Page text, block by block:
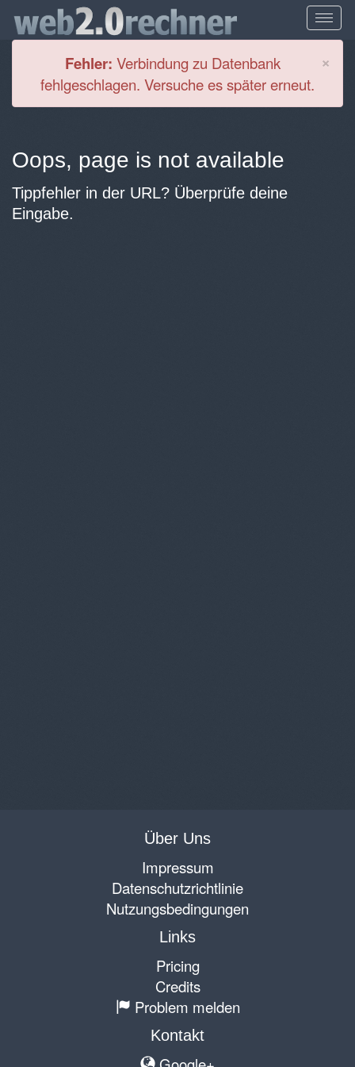
×
Fehler: Verbindung zu Datenbank
fehlgeschlagen. Versuche es später erneut.
Oops, page is not available
Tippfehler in der URL? Überprüfe deine
Eingabe.
Über Uns
Impressum
Datenschutzrichtlinie
Nutzungsbedingungen
Links
Pricing
Credits
Problem melden
Kontakt